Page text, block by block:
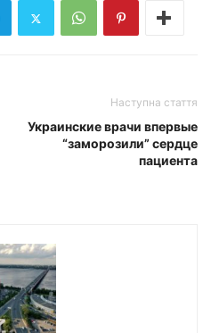
Наступна стаття
Украинские врачи впервые
“заморозили” сердце
пациента